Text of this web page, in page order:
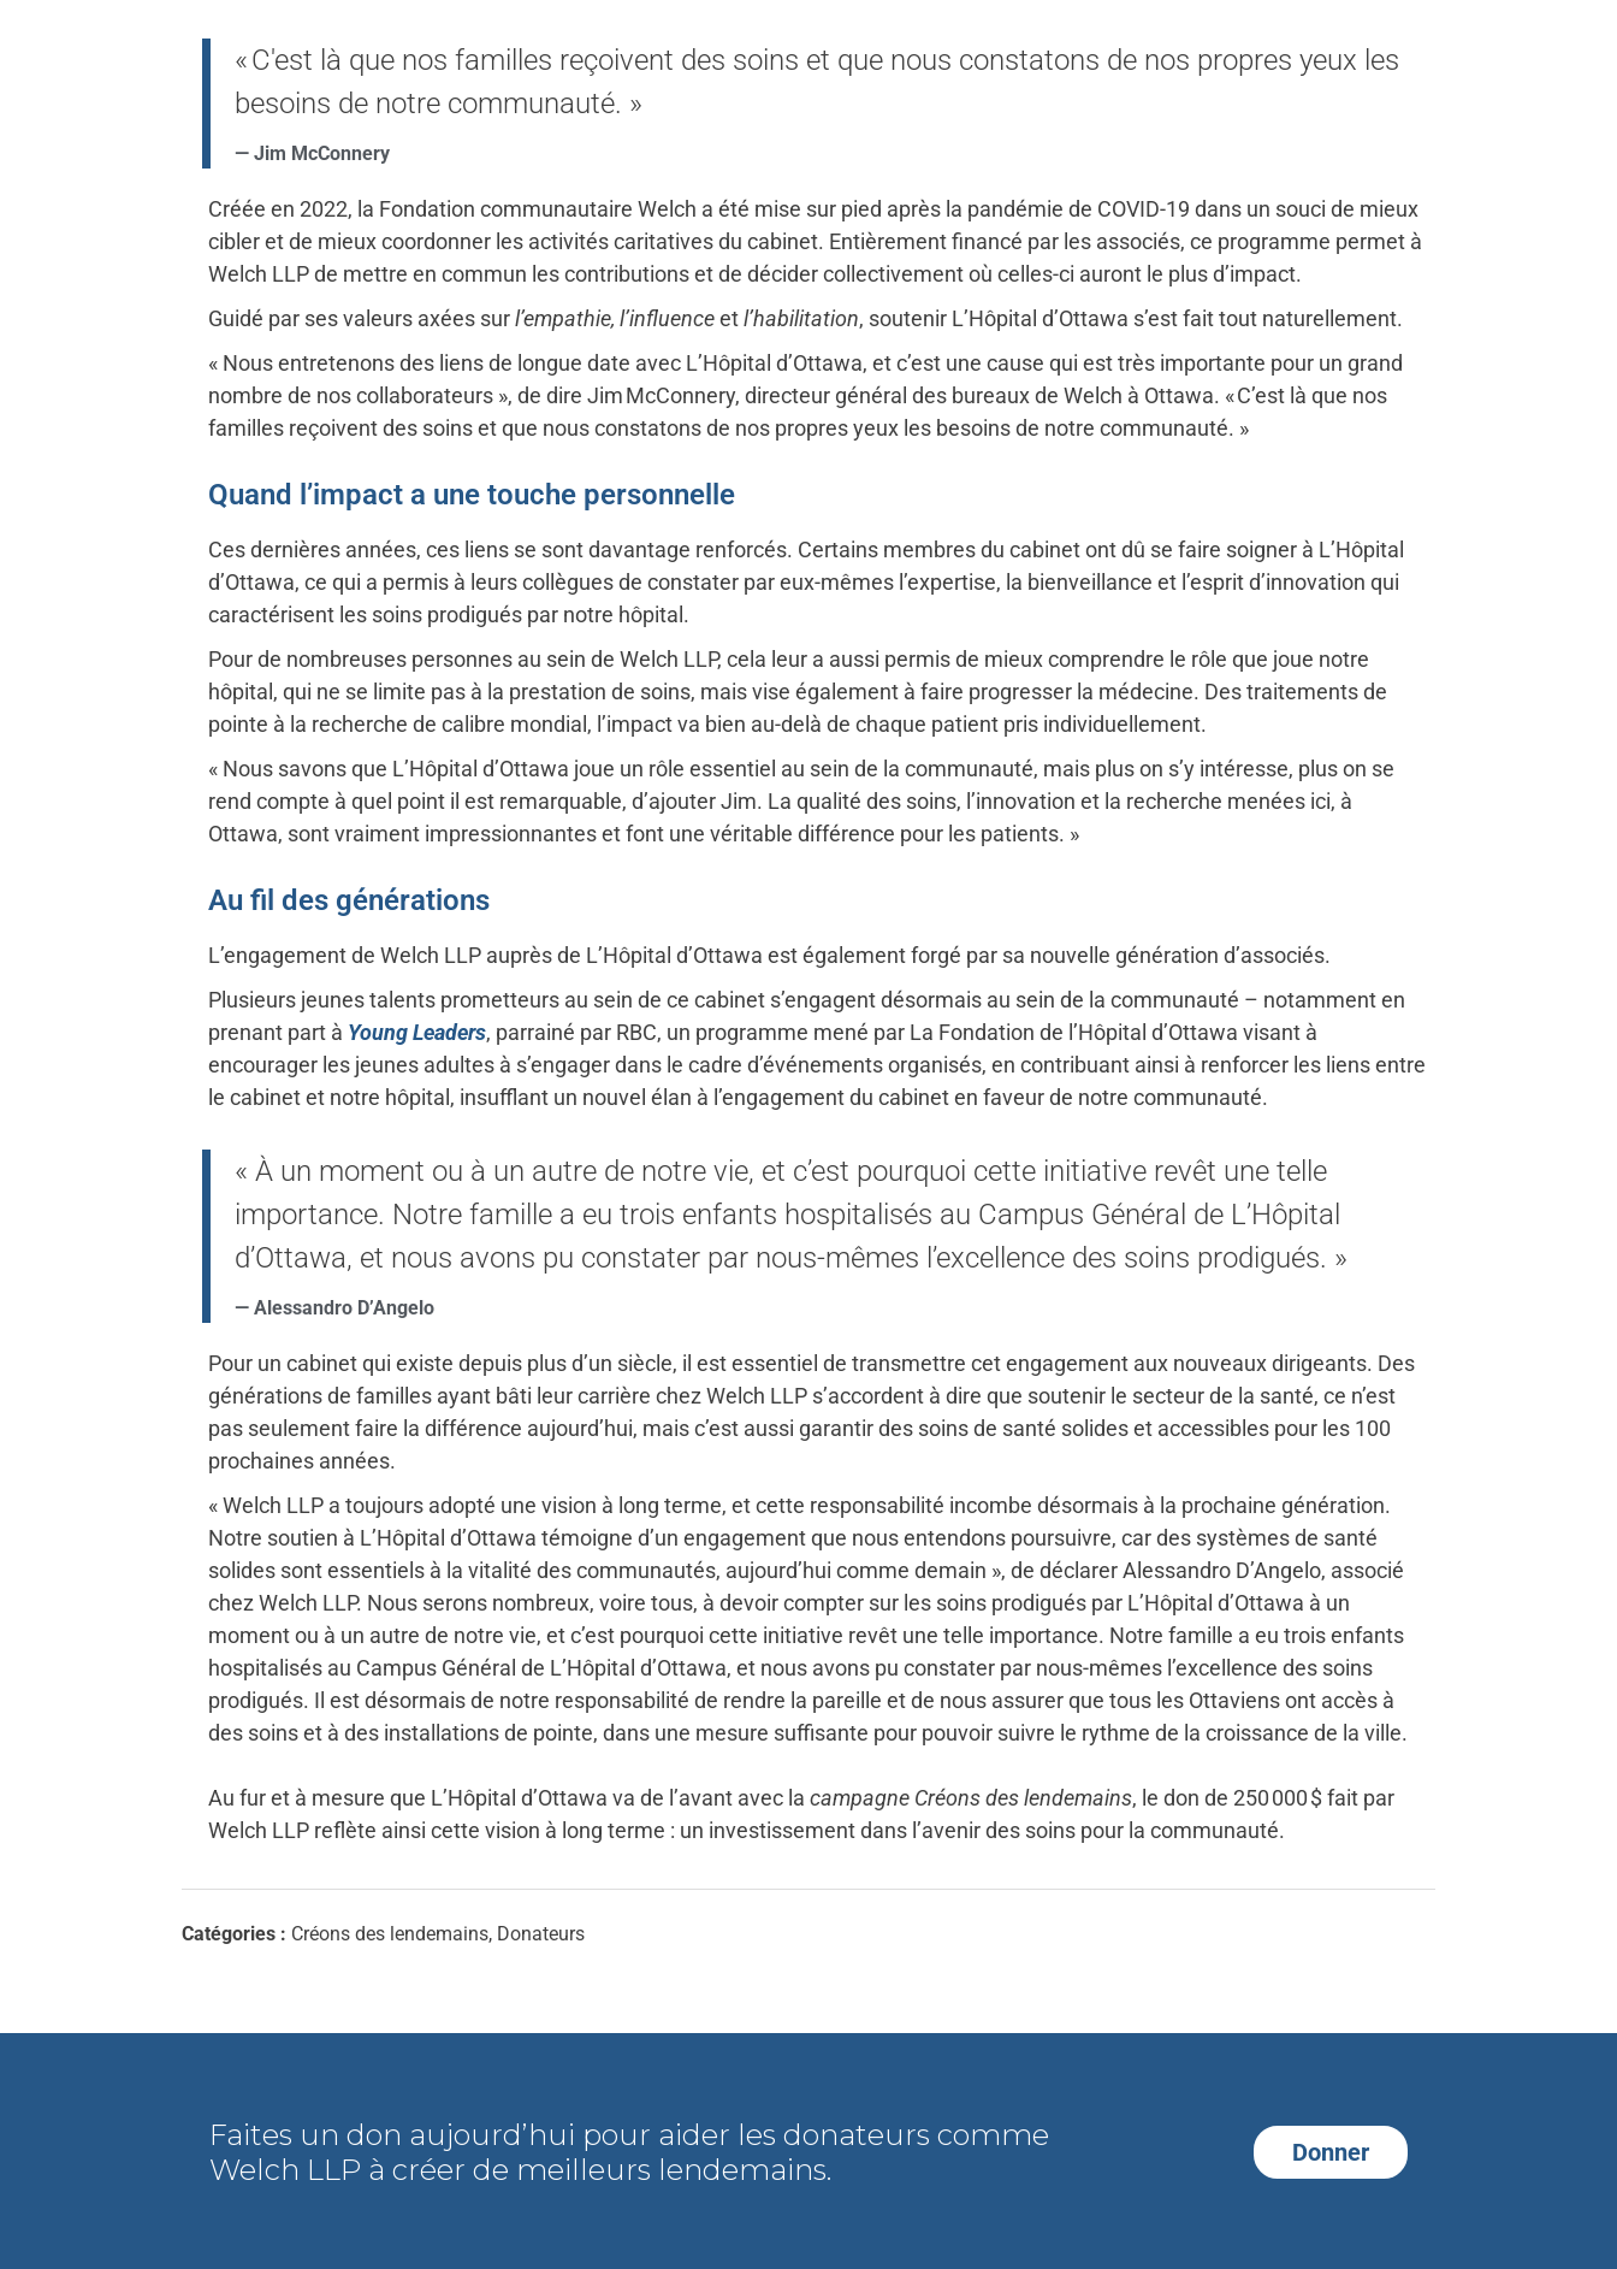
« C'est là que nos familles reçoivent des soins et que nous constatons de nos propres yeux les
besoins de notre communauté. »
— Jim McConnery
Créée en 2022, la Fondation communautaire Welch a été mise sur pied après la pandémie de COVID-19 dans un souci de mieux
cibler et de mieux coordonner les activités caritatives du cabinet. Entièrement financé par les associés, ce programme permet à
Welch LLP de mettre en commun les contributions et de décider collectivement où celles-ci auront le plus d’impact.
Guidé par ses valeurs axées surl’empathie, l’influenceetl’habilitation, soutenir L’Hôpital d’Ottawa s’est fait tout naturellement.
« Nous entretenons des liens de longue date avec L’Hôpital d’Ottawa, et c’est une cause qui est très importante pour un grand
nombre de nos collaborateurs », de dire Jim McConnery, directeur général des bureaux de Welch à Ottawa. « C’est là que nos
familles reçoivent des soins et que nous constatons de nos propres yeux les besoins de notre communauté. »
Quand l’impact a une touche personnelle
Ces dernières années, ces liens se sont davantage renforcés. Certains membres du cabinet ont dû se faire soigner à L’Hôpital
d’Ottawa, ce qui a permis à leurs collègues de constater par eux-mêmes l’expertise, la bienveillance et l’esprit d’innovation qui
caractérisent les soins prodigués par notre hôpital.
Pour de nombreuses personnes au sein de Welch LLP, cela leur a aussi permis de mieux comprendre le rôle que joue notre
hôpital, qui ne se limite pas à la prestation de soins, mais vise également à faire progresser la médecine. Des traitements de
pointe à la recherche de calibre mondial, l’impact va bien au-delà de chaque patient pris individuellement.
« Nous savons que L’Hôpital d’Ottawa joue un rôle essentiel au sein de la communauté, mais plus on s’y intéresse, plus on se
rend compte à quel point il est remarquable, d’ajouter Jim. La qualité des soins, l’innovation et la recherche menées ici, à
Ottawa, sont vraiment impressionnantes et font une véritable différence pour les patients. »
Au fil des générations
L’engagement de Welch LLP auprès de L’Hôpital d’Ottawa est également forgé par sa nouvelle génération d’associés.
Plusieurs jeunes talents prometteurs au sein de ce cabinet s’engagent désormais au sein de la communauté – notamment en
prenant part à Young Leaders, parrainé par RBC, un programme mené par La Fondation de l’Hôpital d’Ottawa visant à
encourager les jeunes adultes à s’engager dans le cadre d’événements organisés, en contribuant ainsi à renforcer les liens entre
le cabinet et notre hôpital, insufflant un nouvel élan à l’engagement du cabinet en faveur de notre communauté.
« À un moment ou à un autre de notre vie, et c’est pourquoi cette initiative revêt une telle
importance. Notre famille a eu trois enfants hospitalisés au Campus Général de L’Hôpital
d’Ottawa, et nous avons pu constater par nous-mêmes l’excellence des soins prodigués. »
— Alessandro D’Angelo
Pour un cabinet qui existe depuis plus d’un siècle, il est essentiel de transmettre cet engagement aux nouveaux dirigeants. Des
générations de familles ayant bâti leur carrière chez Welch LLP s’accordent à dire que soutenir le secteur de la santé, ce n’est
pas seulement faire la différence aujourd’hui, mais c’est aussi garantir des soins de santé solides et accessibles pour les 100
prochaines années.
« Welch LLP a toujours adopté une vision à long terme, et cette responsabilité incombe désormais à la prochaine génération.
Notre soutien à L’Hôpital d’Ottawa témoigne d’un engagement que nous entendons poursuivre, car des systèmes de santé
solides sont essentiels à la vitalité des communautés, aujourd’hui comme demain », de déclarer Alessandro D’Angelo, associé
chez Welch LLP. Nous serons nombreux, voire tous, à devoir compter sur les soins prodigués par L’Hôpital d’Ottawa à un
moment ou à un autre de notre vie, et c’est pourquoi cette initiative revêt une telle importance. Notre famille a eu trois enfants
hospitalisés au Campus Général de L’Hôpital d’Ottawa, et nous avons pu constater par nous-mêmes l’excellence des soins
prodigués. Il est désormais de notre responsabilité de rendre la pareille et de nous assurer que tous les Ottaviens ont accès à
des soins et à des installations de pointe, dans une mesure suffisante pour pouvoir suivre le rythme de la croissance de la ville.
Au fur et à mesure que L’Hôpital d’Ottawa va de l’avant avec lacampagne Créons des lendemains, le don de 250 000 $ fait par
Welch LLP reflète ainsi cette vision à long terme : un investissement dans l’avenir des soins pour la communauté.
Catégories : Créons des lendemains, Donateurs
Faites un don aujourd’hui pour aider les donateurs comme
Welch LLP à créer de meilleurs lendemains.
Donner